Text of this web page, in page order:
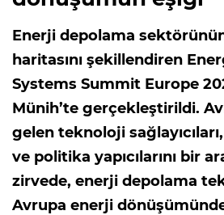
Enerji depolama
haritasını şekillendiren
Systems Summit Europe
Münih’te gerçekleştirildi.
gelen teknoloji
ve politika yapıcılarını bir
zirvede, enerji depolama
Avrupa enerji